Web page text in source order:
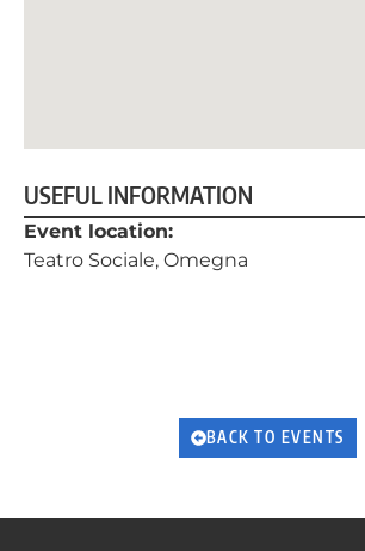
USEFUL INFORMATION
Event location:
Teatro Sociale, Omegna
BACK TO EVENTS